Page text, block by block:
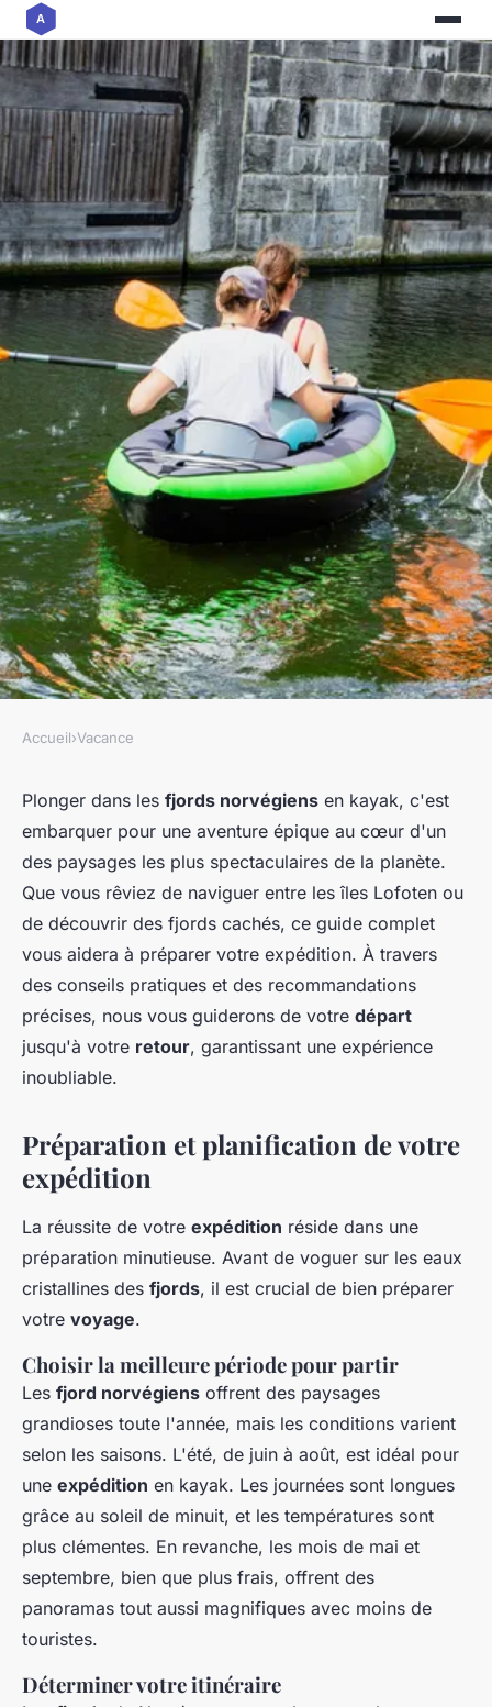
Comment organiser une
expédition de kayak dans les
fjords de Norvège?
Youssef•24 juin 2024•6 min de lecture
Accueil›Vacance
Plonger dans les fjords norvégiens en kayak, c'est
embarquer pour une aventure épique au cœur d'un
des paysages les plus spectaculaires de la planète.
Que vous rêviez de naviguer entre les îles Lofoten ou
de découvrir des fjords cachés, ce guide complet
vous aidera à préparer votre expédition. À travers
des conseils pratiques et des recommandations
précises, nous vous guiderons de votre départ
jusqu'à votre retour, garantissant une expérience
inoubliable.
Préparation et planification de votre
expédition
La réussite de votre expédition réside dans une
préparation minutieuse. Avant de voguer sur les eaux
cristallines des fjords, il est crucial de bien préparer
votre voyage.
Choisir la meilleure période pour partir
Les fjord norvégiens offrent des paysages
grandioses toute l'année, mais les conditions varient
selon les saisons. L'été, de juin à août, est idéal pour
une expédition en kayak. Les journées sont longues
grâce au soleil de minuit, et les températures sont
plus clémentes. En revanche, les mois de mai et
septembre, bien que plus frais, offrent des
panoramas tout aussi magnifiques avec moins de
touristes.
Déterminer votre itinéraire